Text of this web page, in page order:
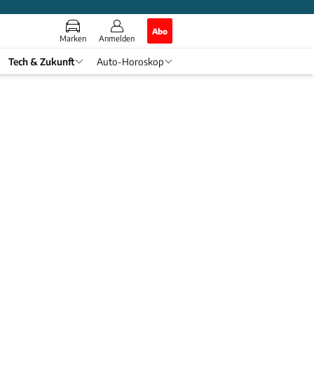
Marken Anmelden
Abo
Tech & Zukunft Auto-Horoskop